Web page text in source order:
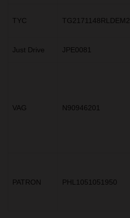
TYC TG2171148RLDEM2
Just Drive JPE0081
VAG N90946201
PATRON PHL1051051950